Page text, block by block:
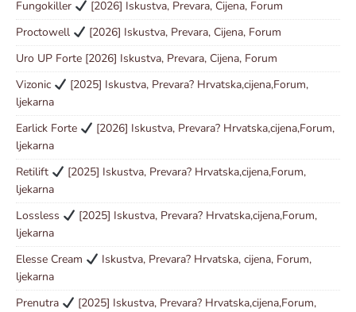
Fungokiller
[2026] Iskustva, Prevara, Cijena, Forum
Proctowell
[2026] Iskustva, Prevara, Cijena, Forum
Uro UP Forte [2026] Iskustva, Prevara, Cijena, Forum
Vizonic
[2025] Iskustva, Prevara? Hrvatska,cijena,Forum,
ljekarna
Earlick Forte
[2026] Iskustva, Prevara? Hrvatska,cijena,Forum,
ljekarna
Retilift
[2025] Iskustva, Prevara? Hrvatska,cijena,Forum,
ljekarna
Lossless
[2025] Iskustva, Prevara? Hrvatska,cijena,Forum,
ljekarna
Elesse Cream
Iskustva, Prevara? Hrvatska, cijena, Forum,
ljekarna
Prenutra
[2025] Iskustva, Prevara? Hrvatska,cijena,Forum,